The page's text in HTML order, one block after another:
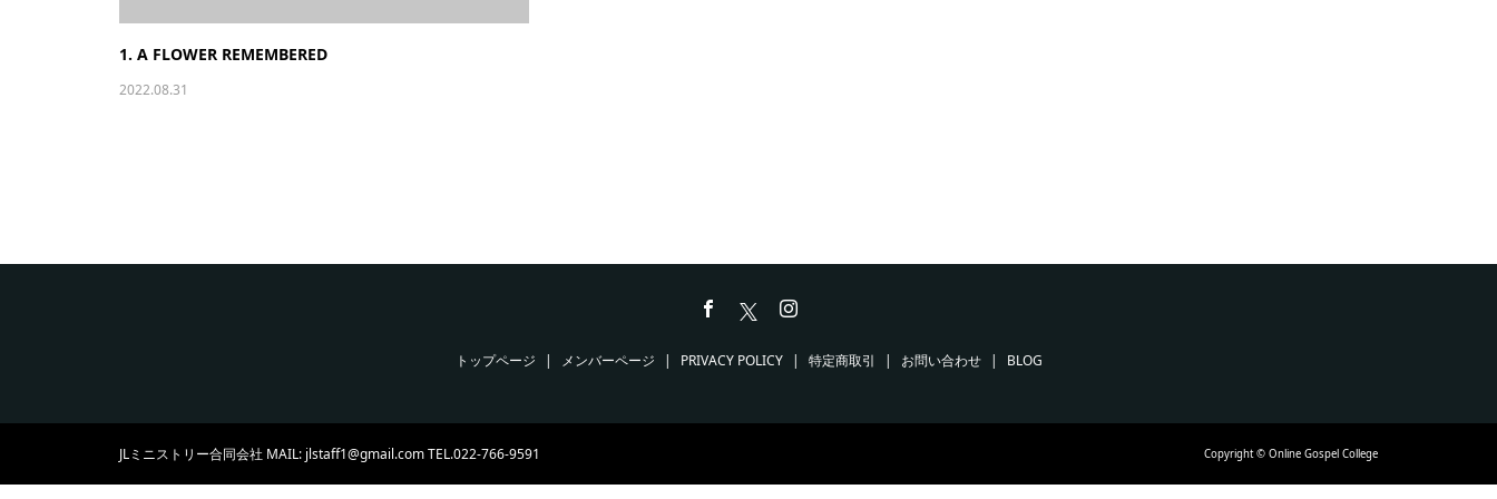
1. A FLOWER REMEMBERED
2022.08.31
トップページ メンバーページ PRIVACY POLICY 特定商取引 お問い合わせ BLOG
JLミニストリー合同会社 MAIL: jlstaff1@gmail.com TEL.022-766-9591 Copyright © Online Gospel College